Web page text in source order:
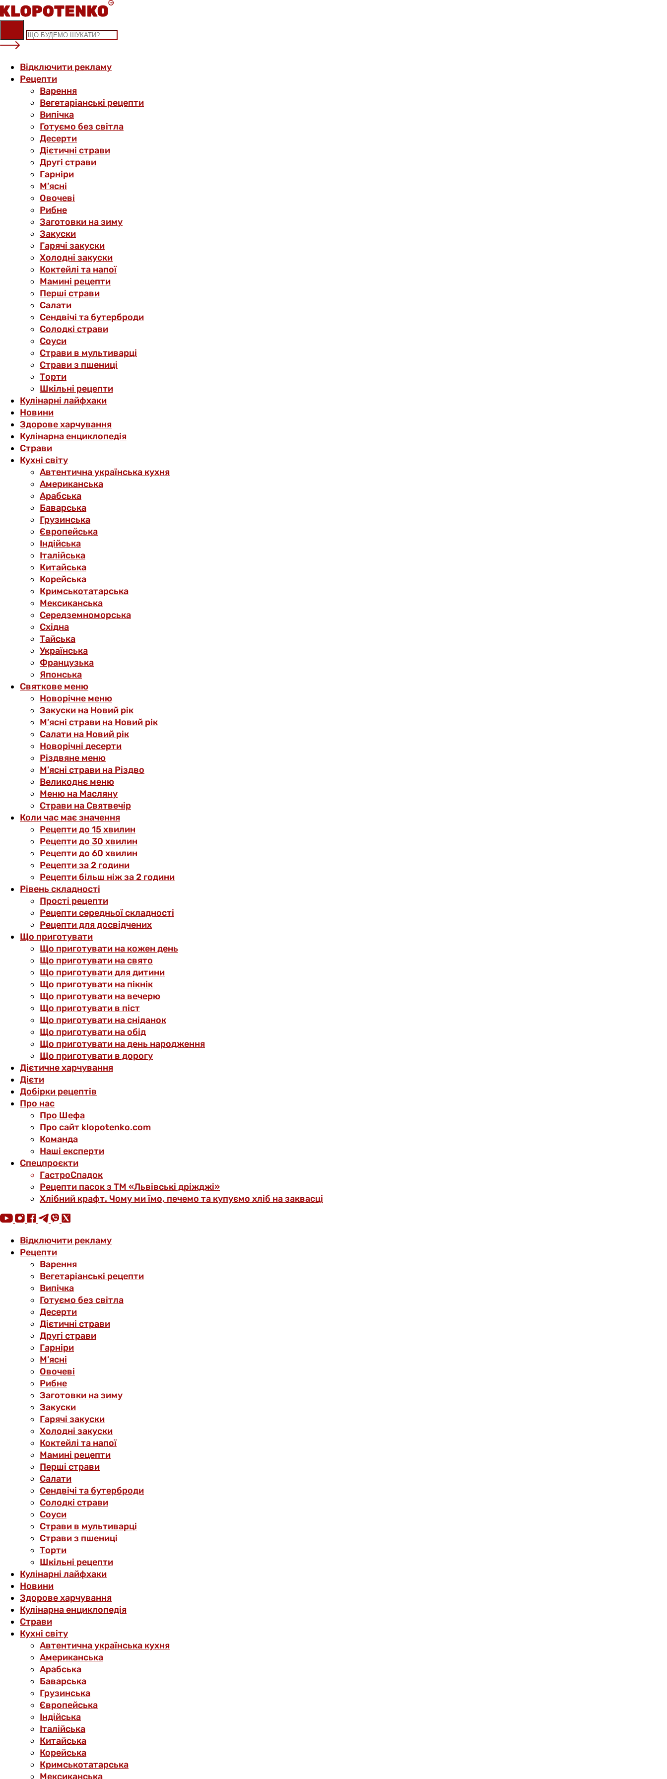
Skip
to
content
Відключити рекламу
Рецепти
Варення
Вегетаріанські рецепти
Випічка
Готуємо без світла
Десерти
Дієтичні страви
Другі страви
Гарніри
М’ясні
Овочеві
Рибне
Заготовки на зиму
Закуски
Гарячі закуски
Холодні закуски
Коктейлі та напої
Мамині рецепти
Перші страви
Салати
Сендвічі та бутерброди
Солодкі страви
Соуси
Страви в мультиварці
Страви з пшениці
Торти
Шкільні рецепти
Кулінарні лайфхаки
Новини
Здорове харчування
Кулінарна енциклопедія
Страви
Кухні світу
Автентична українська кухня
Американська
Арабська
Баварська
Грузинська
Європейська
Індійська
Італійська
Китайська
Корейська
Кримськотатарська
Мексиканська
Середземноморська
Східна
Тайська
Українська
Французька
Японська
Святкове меню
Новорічне меню
Закуски на Новий рік
М’ясні страви на Новий рік
Салати на Новий рік
Новорічні десерти
Різдвяне меню
М’ясні страви на Різдво
Великоднє меню
Меню на Масляну
Страви на Святвечір
Коли час має значення
Рецепти до 15 хвилин
Рецепти до 30 хвилин
Рецепти до 60 хвилин
Рецепти за 2 години
Рецепти більш ніж за 2 години
Рівень складності
Прості рецепти
Рецепти середньої складності
Рецепти для досвідчених
Що приготувати
Що приготувати на кожен день
Що приготувати на свято
Що приготувати для дитини
Що приготувати на пікнік
Що приготувати на вечерю
Що приготувати в піст
Що приготувати на сніданок
Що приготувати на обід
Що приготувати на день народження
Що приготувати в дорогу
Дієтичне харчування
Дієти
Добірки рецептів
Про нас
Про Шефа
Про сайт klopotenko.com
Команда
Наші експерти
Спецпроєкти
ГастроСпадок
Рецепти пасок з ТМ «Львівські дріжджі»
Хлібний крафт. Чому ми їмо, печемо та купуємо хліб на заквасці
Відключити рекламу
Рецепти
Варення
Вегетаріанські рецепти
Випічка
Готуємо без світла
Десерти
Дієтичні страви
Другі страви
Гарніри
М’ясні
Овочеві
Рибне
Заготовки на зиму
Закуски
Гарячі закуски
Холодні закуски
Коктейлі та напої
Мамині рецепти
Перші страви
Салати
Сендвічі та бутерброди
Солодкі страви
Соуси
Страви в мультиварці
Страви з пшениці
Торти
Шкільні рецепти
Кулінарні лайфхаки
Новини
Здорове харчування
Кулінарна енциклопедія
Страви
Кухні світу
Автентична українська кухня
Американська
Арабська
Баварська
Грузинська
Європейська
Індійська
Італійська
Китайська
Корейська
Кримськотатарська
Мексиканська